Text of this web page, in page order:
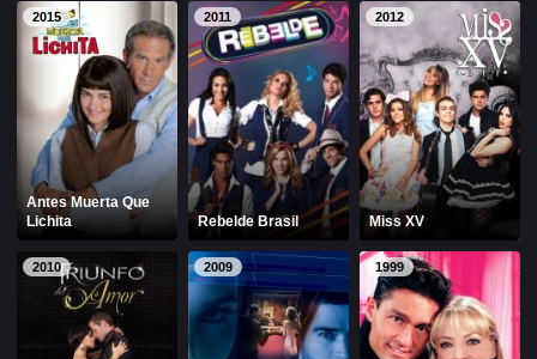
Alfonso Herrera Anahí
Christian Chávez Christopher Von Uckermann
Dulce María Maite Perroni
RBD
SÉRIES
Alfonso Herrera Anahí
Christian Chávez Christopher Von Uckermann
2015
Antes Muerta Que
Lichita
2011
Rebelde Brasil
2012
Miss XV
2010 2009 1999